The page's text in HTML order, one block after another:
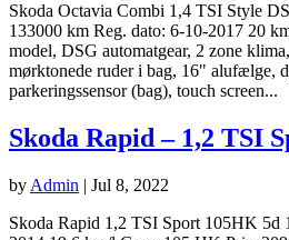
Skoda Octavia Combi 1,4 TSI Style
133000 km Reg. dato: 6-10-2017 20
model, DSG automatgear, 2 zone
mørktonede ruder i bag, 16" alufælge,
parkeringssensor (bag), touch screen...
Skoda Rapid – 1,2 TSI
by Admin | Jul 8, 2022
Skoda Rapid 1,2 TSI Sport 105HK 5d